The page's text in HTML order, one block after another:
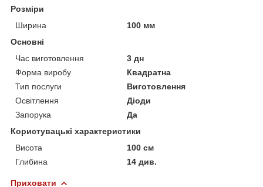
Розміри
Ширина
100 мм
Основні
Час виготовлення
3 дн
Форма виробу
Квадратна
Тип послуги
Виготовлення
Освітлення
Діоди
Запорука
Да
Користувацькi характеристики
Висота
100 см
Глибина
14 див.
Приховати